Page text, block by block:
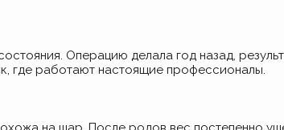
Операцию делала год назад,
где работают настоящие профессионалы.